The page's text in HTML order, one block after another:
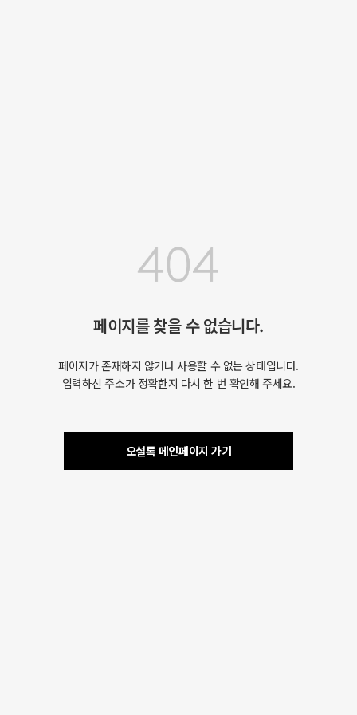
페이지를 찾을 수 없습니다.
페이지가 존재하지 않거나 사용할 수 없는 상태입니다.
입력하신 주소가 정확한지 다시 한 번 확인해 주세요.
오설록 메인페이지 가기